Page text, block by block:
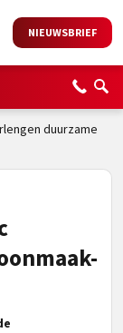
NIEUWSBRIEF
duurzame